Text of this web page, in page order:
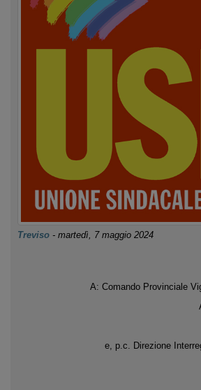
Treviso - martedì, 7 maggio 2024
A: Comando Provinciale
e, p.c. Direzione